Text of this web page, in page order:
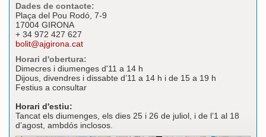
Dades de contacte:
Plaça del Pou Rodó, 7-9
17004 GIRONA
+ 34 972 427 627
bolit@ajgirona.cat
Horari d'obertura:
Dimecres i diumenges d'11 a 14 h
Dijous, divendres i dissabte d’11 a 14 h i de 15 a 19 h
Festius a consultar
Horari d'estiu:
Tancat els diumenges, els dies 25 i 26 de juliol, i de l’1 al 18
d’agost, ambdós inclosos.